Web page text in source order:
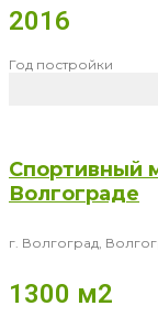
2016
Год постройки
Спортивный
Волгограде
г. Волгоград,
1300 м2